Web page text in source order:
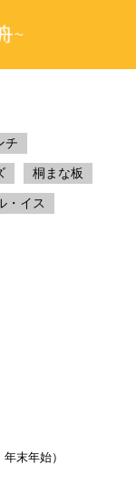
チ
桐まな板
・イス
末年始）